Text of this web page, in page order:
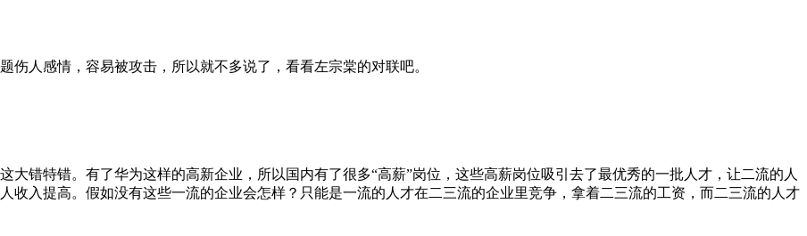
人感情，容易被攻击，所以就不多说了，看看左宗棠的对联吧。
大错特错。有了华为这样的高新企业，所以国内有了很多“高薪”岗位，这些高薪岗位吸引去了最优秀的一批人才，让二流的人
收入提高。假如没有这些一流的企业会怎样？只能是一流的人才在二三流的企业里竞争，拿着二三流的工资，而二三流的人才